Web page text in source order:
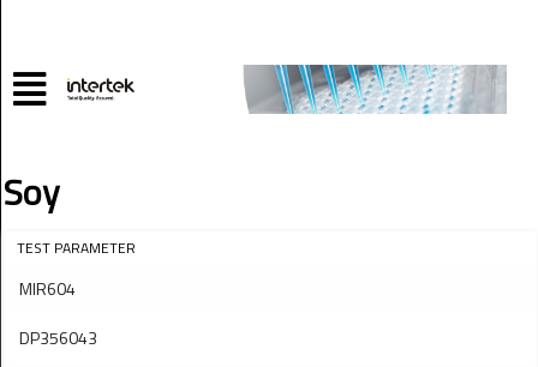
Soy
TEST PARAMETER
MIR604
DP356043